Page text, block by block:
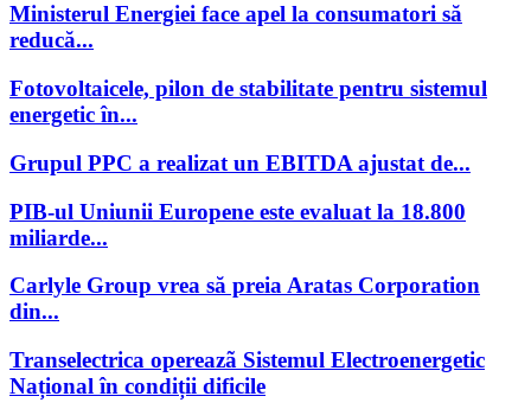
Ministerul Energiei face apel la consumatori să
reducă...
Fotovoltaicele, pilon de stabilitate pentru sistemul
energetic în...
Grupul PPC a realizat un EBITDA ajustat de...
PIB-ul Uniunii Europene este evaluat la 18.800
miliarde...
Carlyle Group vrea să preia Aratas Corporation
din...
Transelectrica opereazã Sistemul Electroenergetic
Național în condiții dificile